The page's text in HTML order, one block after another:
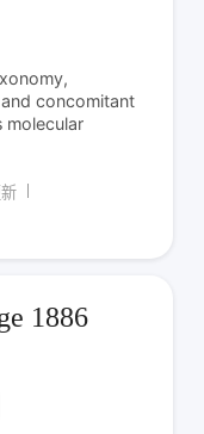
concomitant
molecular
1886